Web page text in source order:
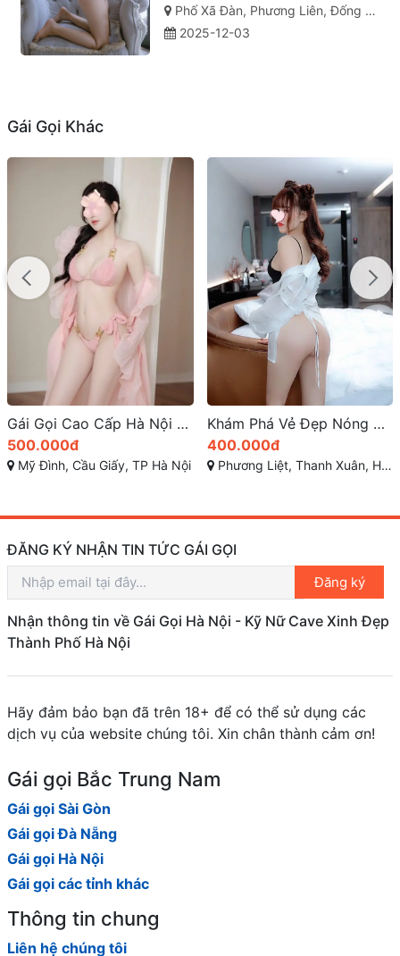
Phố Xã Đàn, Phương Liên, Đống Đa, Hà Nội
2025-12-03
Gái Gọi Khác
Gái Gọi Cao Cấp Hà Nội – Minh Anh-Face: Gương Mặt Xinh Hoàn Hảo Chuẩn Hotgirl Hiện Đại, Ngực To Đùng Đẹp Tuyệt
500.000đ
Mỹ Đình, Cầu Giấy, TP Hà Nội
Khám Phá Vẻ Đẹp Nóng Bỏng của Hot Girl Hà Nội tại Gái Gọi Thanh Xuân – Nơi Hội Tụ Những Nàng Thơ Làm Tình Điêu Luyện Và Tình Cảm Chiều Khách Đắm Say
400.000đ
Phương Liệt, Thanh Xuân, Hà Nội
ĐĂNG KÝ NHẬN TIN TỨC GÁI GỌI
Đăng ký
Nhận thông tin về Gái Gọi Hà Nội - Kỹ Nữ Cave Xinh Đẹp
Thành Phố Hà Nội
Hãy đảm bảo bạn đã trên 18+ để có thể sử dụng các
dịch vụ của website chúng tôi. Xin chân thành cảm ơn!
Gái gọi Bắc Trung Nam
Gái gọi Sài Gòn
Gái gọi Đà Nẵng
Gái gọi Hà Nội
Gái gọi các tỉnh khác
Thông tin chung
Liên hệ chúng tôi